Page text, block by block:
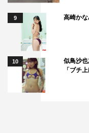
と、異なる個性でぶ
組み合わせだったと
芋生「タカラと
9 高崎か
10
似鳥沙
「ブチ